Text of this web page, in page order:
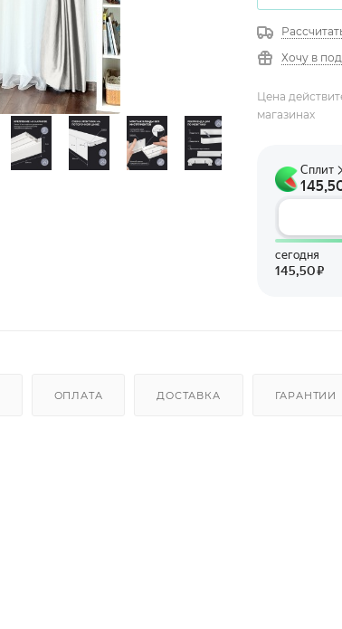
Хочу в
Цена
магазинах
ОПЛАТА ДОСТАВКА ГАРАНТИИ